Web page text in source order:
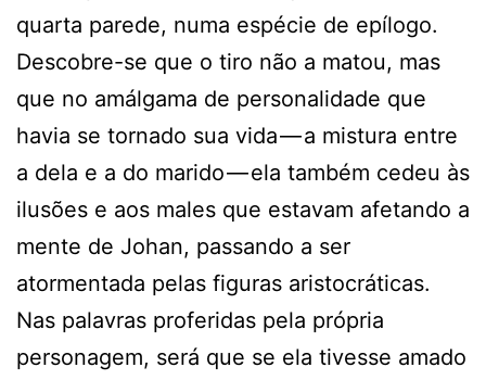
quarta parede, numa espécie de epílogo.
Descobre-se que o tiro não a matou, mas
que no amálgama de personalidade que
havia se tornado sua vida — a mistura entre
a dela e a do marido — ela também cedeu às
ilusões e aos males que estavam afetando a
mente de Johan, passando a ser
atormentada pelas figuras aristocráticas.
Nas palavras proferidas pela própria
personagem, será que se ela tivesse amado